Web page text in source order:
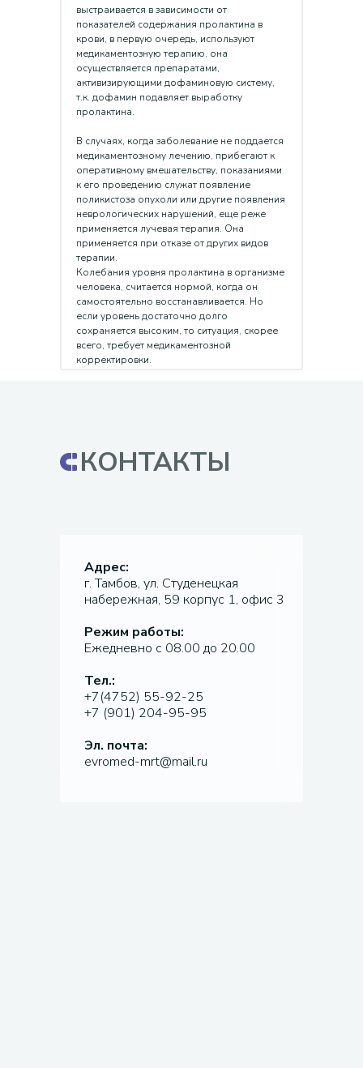
выстраивается в зависимости от
показателей содержания пролактина в
крови, в первую очередь, используют
медикаментозную терапию, она
осуществляется препаратами,
активизирующими дофаминовую систему,
т.к. дофамин подавляет выработку
пролактина.
В случаях, когда заболевание не поддается
медикаментозному лечению, прибегают к
оперативному вмешательству, показаниями
к его проведению служат появление
поликистоза опухоли или другие появления
неврологических нарушений, еще реже
применяется лучевая терапия. Она
применяется при отказе от других видов
терапии.
Колебания уровня пролактина в организме
человека, считается нормой, когда он
самостоятельно восстанавливается. Но
если уровень достаточно долго
сохраняется высоким, то ситуация, скорее
всего, требует медикаментозной
корректировки.
КОНТАКТЫ
Адрес:
г. Тамбов, ул. Студенецкая
набережная, 59 корпус 1, офис 3
Режим работы:
Ежедневно с 08.00 до 20.00
Тел.:
+7(4752) 55-92-25
+7 (901) 204-95-95
Эл. почта:
evromed-mrt@mail.ru